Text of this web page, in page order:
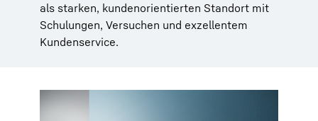
als starken, kundenorientierten Standort mit
Schulungen, Versuchen und exzellentem
Kundenservice.